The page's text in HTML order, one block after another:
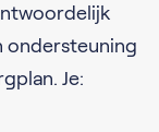
ondersteuning
Je: